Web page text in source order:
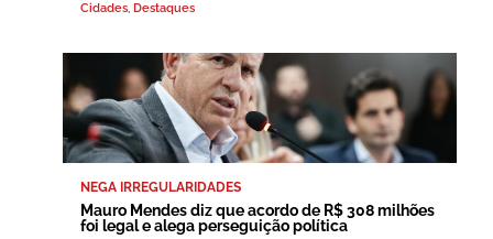
Cidades, Destaques
NEGA IRREGULARIDADES
Mauro Mendes diz que acordo de R$ 308 milhões
foi legal e alega perseguição política